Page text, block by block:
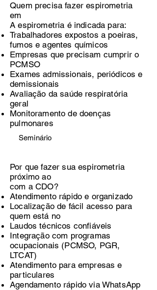
Quem precisa fazer espirometria
em
A espirometria é indicada para:
Trabalhadores expostos a poeiras,
fumos e agentes químicos
Empresas que precisam cumprir o
PCMSO
Exames admissionais, periódicos e
demissionais
Avaliação da saúde respiratória
geral
Monitoramento de doenças
pulmonares
Seminário
Por que fazer sua espirometria
próximo ao
com a CDO?
Atendimento rápido e organizado
Localização de fácil acesso para
quem está no
Laudos técnicos confiáveis
Integração com programas
ocupacionais (PCMSO, PGR,
LTCAT)
Atendimento para empresas e
particulares
Agendamento rápido via WhatsApp